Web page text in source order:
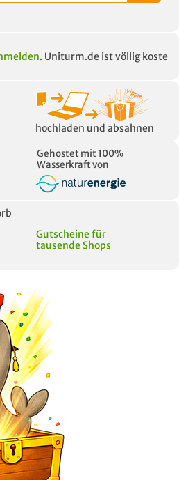
. Uniturm.de ist völlig koste
hochladen und absahnen
Gehostet mit 100%
Wasserkraft von
Gutscheine für
tausende Shops